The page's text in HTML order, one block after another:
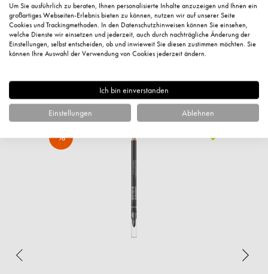
Fragen zum Artikel?
Ähnliche Artikel
%
Um Sie ausführlich zu beraten, Ihnen personalisierte Inhalte anzuzeigen und Ihnen ein
großartiges Webseiten-Erlebnis bieten zu können, nutzen wir auf unserer Seite
Cookies und Trackingmethoden. In den Datenschutzhinweisen können Sie einsehen,
welche Dienste wir einsetzen und jederzeit, auch durch nachträgliche Änderung der
Einstellungen, selbst entscheiden, ob und inwieweit Sie diesen zustimmen möchten. Sie
können Ihre Auswahl der Verwendung von Cookies jederzeit ändern.
Ich bin einverstanden
Einstellungen Ablehnen